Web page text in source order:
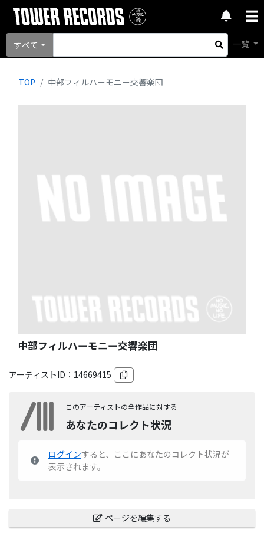
すべて 一覧
TOP 中部フィルハーモニー交響楽団
中部フィルハーモニー交響楽団
アーティストID： 14669415
このアーティストの全作品に対する
あなたのコレクト状況
ログインすると、ここにあなたのコレクト状況が
表示されます。
ページを編集する